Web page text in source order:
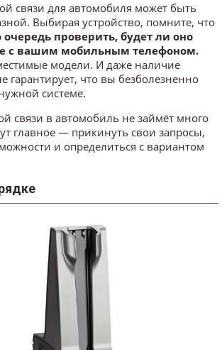
связи для автомобиля может быть
Выбирая устройство, помните, что
проверить, будет ли оно
с вашим мобильным телефоном.
модели. И даже наличие
гарантирует, что вы безболезненно
системе.
связи в автомобиль не займёт много
главное — прикинуть свои запросы,
и определиться с вариантом